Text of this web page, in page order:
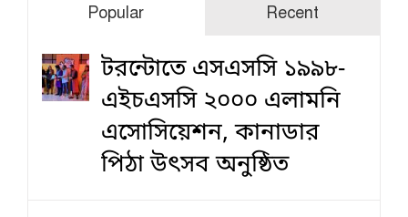
Popular Recent
টরন্টোতে এসএসসি ১৯৯৮-
এইচএসসি ২০০০ এলামনি
এসোসিয়েশন, কানাডার
পিঠা উৎসব অনুষ্ঠিত